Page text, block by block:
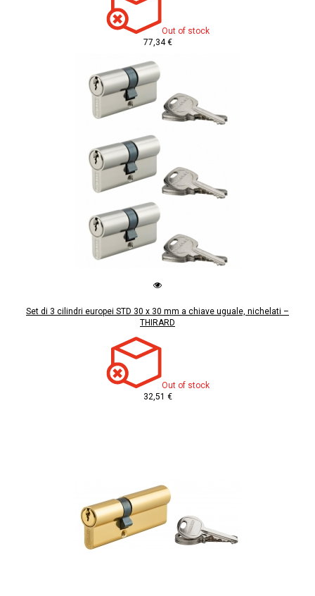
Out of stock
77,34 €
Set di 3 cilindri europei STD 30 x 30 mm a chiave uguale, nichelati –
THIRARD
Out of stock
32,51 €